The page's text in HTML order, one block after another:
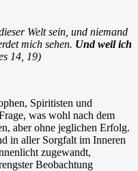
Welt sein, und niemand
mich sehen. Und weil ich
14, 19)
Spiritisten und
was wohl nach dem
aber ohne jeglichen Erfolg.
in aller Sorgfalt im Inneren
zugewandt,
Beobachtung